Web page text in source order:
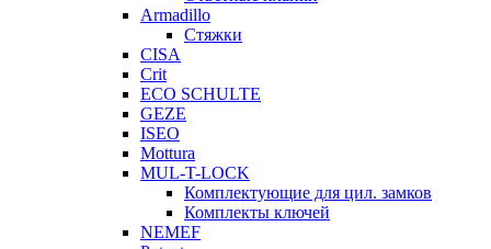
Armadillo
Стяжки
CISA
Crit
ECO SCHULTE
GEZE
ISEO
Mottura
MUL-T-LOCK
Комплектующие для цил. замков
Комплекты ключей
NEMEF